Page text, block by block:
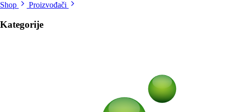
Shop
Proizvođači
Kategorije